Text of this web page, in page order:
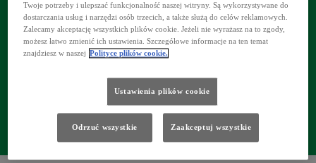
Twoje potrzeby i ulepszać funkcjonalność naszej witryny. Są wykorzystywane do
dostarczania usług i narzędzi osób trzecich, a także służą do celów reklamowych.
Zalecamy akceptację wszystkich plików cookie. Jeżeli nie wyrażasz na to zgody,
możesz łatwo zmienić ich ustawienia. Szczegółowe informacje na ten temat
znajdziesz w naszej Polityce plików cookie.
Ustawienia plików cookie
Odrzuć wszystkie Zaakceptuj wszystkie